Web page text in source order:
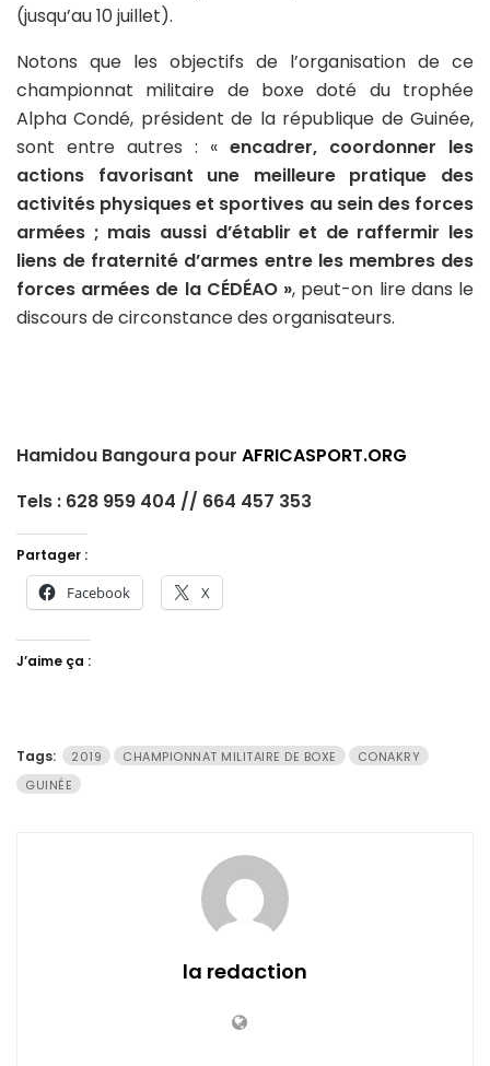
(jusqu’au 10 juillet).
Notons que les objectifs de l’organisation de ce
championnat militaire de boxe doté du trophée
Alpha Condé, président de la république de Guinée,
sont entre autres : « encadrer, coordonner les
actions favorisant une meilleure pratique des
activités physiques et sportives au sein des forces
armées ; mais aussi d’établir et de raffermir les
liens de fraternité d’armes entre les membres des
forces armées de la CÉDÉAO », peut-on lire dans le
discours de circonstance des organisateurs.
Hamidou Bangoura pour AFRICASPORT.ORG
Tels : 628 959 404 // 664 457 353
Partager :
Facebook X
J’aime ça :
Tags: 2019 CHAMPIONNAT MILITAIRE DE BOXE
CONAKRY
GUINÉE
la redaction